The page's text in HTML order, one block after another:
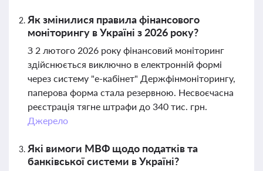
Як змінилися правила фінансового
моніторингу в Україні з 2026 року?
З 2 лютого 2026 року фінансовий моніторинг
здійснюється виключно в електронній формі
через систему "е-кабінет" Держфінмоніторингу,
паперова форма стала резервною. Несвоєчасна
реєстрація тягне штрафи до 340 тис. грн.
Джерело
Які вимоги МВФ щодо податків та
банківської системи в Україні?